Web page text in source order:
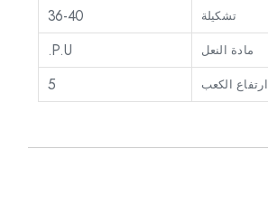
تشكيلة 36-40
مادة النعل P.U.
ارتفاع الكعب 5